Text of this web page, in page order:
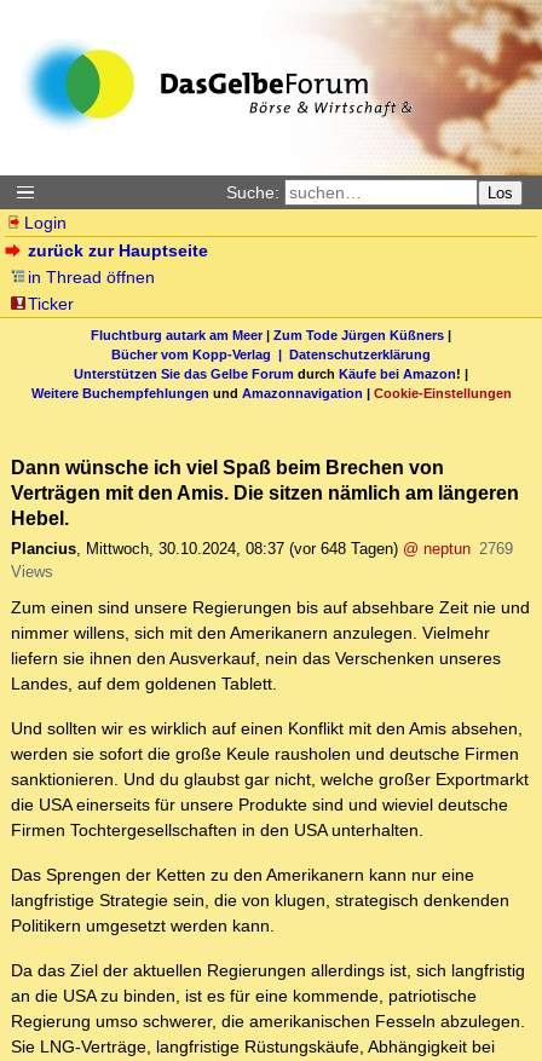
Suche: Los
Login
zurück zur Hauptseite
in Thread öffnen
Ticker
Fluchtburg autark am Meer| Zum Tode Jürgen Küßners |
Bücher vom Kopp-Verlag | Datenschutzerklärung
Unterstützen Sie das Gelbe Forum durch Käufe bei Amazon! |
Weitere Buchempfehlungen und Amazonnavigation | Cookie-Einstellungen
Dann wünsche ich viel Spaß beim Brechen von
Verträgen mit den Amis. Die sitzen nämlich am längeren
Hebel.
Plancius, Mittwoch, 30.10.2024, 08:37 (vor 648 Tagen) @ neptun 2769
Views
Zum einen sind unsere Regierungen bis auf absehbare Zeit nie und
nimmer willens, sich mit den Amerikanern anzulegen. Vielmehr
liefern sie ihnen den Ausverkauf, nein das Verschenken unseres
Landes, auf dem goldenen Tablett.
Und sollten wir es wirklich auf einen Konflikt mit den Amis absehen,
werden sie sofort die große Keule rausholen und deutsche Firmen
sanktionieren. Und du glaubst gar nicht, welche großer Exportmarkt
die USA einerseits für unsere Produkte sind und wieviel deutsche
Firmen Tochtergesellschaften in den USA unterhalten.
Das Sprengen der Ketten zu den Amerikanern kann nur eine
langfristige Strategie sein, die von klugen, strategisch denkenden
Politikern umgesetzt werden kann.
Da das Ziel der aktuellen Regierungen allerdings ist, sich langfristig
an die USA zu binden, ist es für eine kommende, patriotische
Regierung umso schwerer, die amerikanischen Fesseln abzulegen.
Sie LNG-Verträge, langfristige Rüstungskäufe, Abhängigkeit bei